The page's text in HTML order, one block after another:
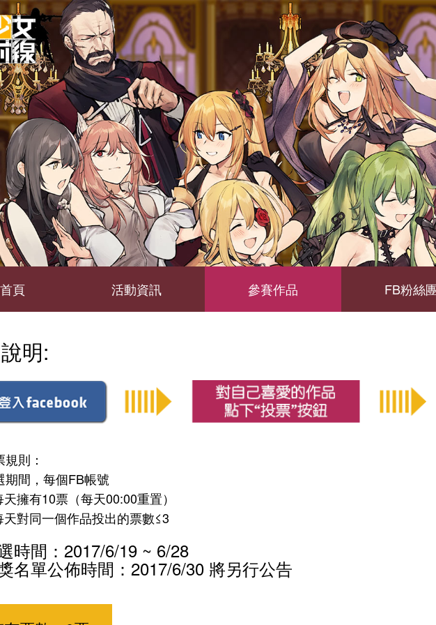
頁 活動資訊 參賽作品 FB粉絲
明:
則：
期間，每個FB帳號
擁有10票（每天00:00重置）
天對同一個作品投出的票數≤3
時間：2017/6/19 ~ 6/28
名單公佈時間：2017/6/30 將另行公告